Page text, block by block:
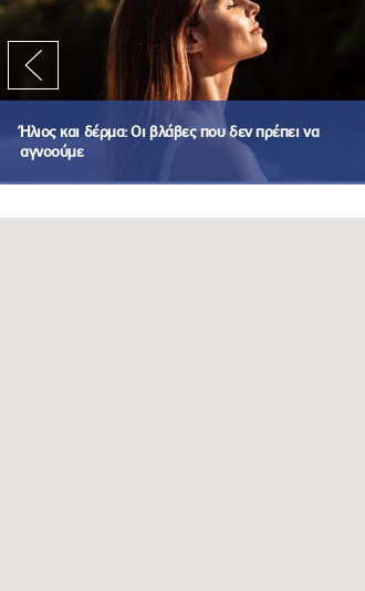
Ήλιος και δέρμα: Οι βλάβες που δεν πρέπει να
αγνοούμε